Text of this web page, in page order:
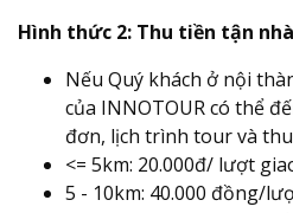
Hình thức 2: Thu tiền tận nhà
Nếu Quý khách ở nội
của INNOTOUR có thể
đơn, lịch trình tour và
<= 5km: 20.000đ/ lượt
5 - 10km: 40.000 đồng/